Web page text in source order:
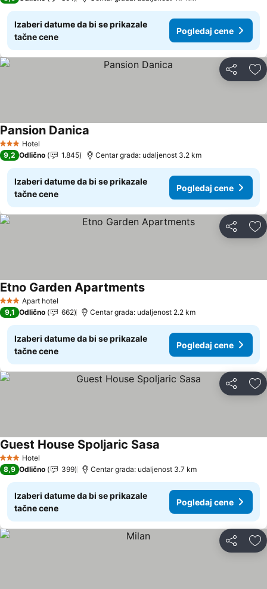
Izaberi datume da bi se prikazale
tačne cene
Pogledaj cene
Deli
3 Zvezdice
Hotel
Pansion Danica
9,2 Odlično 1.845 Centar grada: udaljenost 3.2 km
Izaberi datume da bi se prikazale
tačne cene
Pogledaj cene
Deli
3 ZvezdiceApart hotel
Etno Garden Apartments
9,1 Odlično 662 Centar grada: udaljenost 2.2 km
Izaberi datume da bi se prikazale
tačne cene
Pogledaj cene
Deli
3 Zvezdice
Hotel
Guest House Spoljaric Sasa
8,9 Odlično 399 Centar grada: udaljenost 3.7 km
Izaberi datume da bi se prikazale
tačne cene
Pogledaj cene
Deli